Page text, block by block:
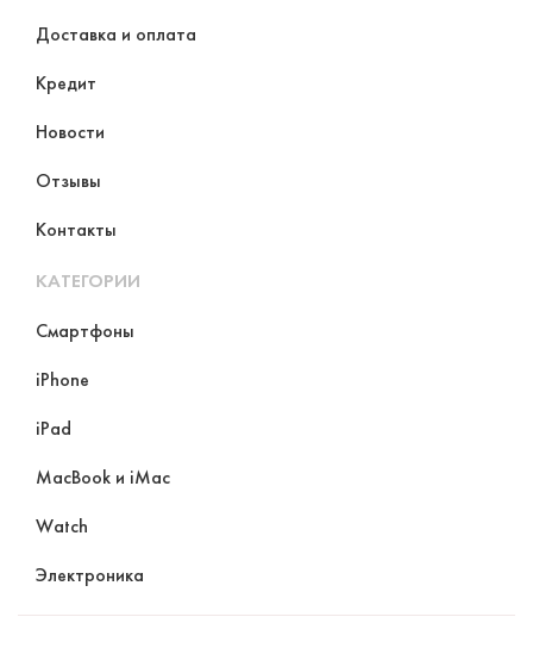
Доставка и оплата
Кредит
Новости
Отзывы
Контакты
КАТЕГОРИИ
Смартфоны
iPhone
iPad
MacBook и iMac
Watch
Электроника